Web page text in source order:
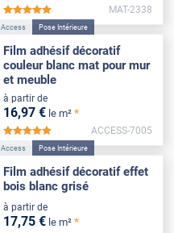
MAT-2338
Access Pose Intérieure
Film adhésif décoratif
couleur blanc mat pour mur
et meuble
à partir de
16,97 € le m² *
ACCESS-7005
Access Pose Intérieure
Film adhésif décoratif effet
bois blanc grisé
à partir de
17,75 € le m² *